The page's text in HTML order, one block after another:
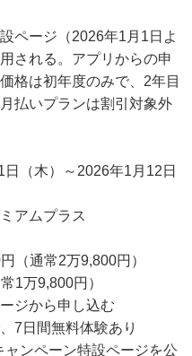
ページ（2026年1月1日よ
される。アプリからの申
格は初年度のみで、2年目
払いプランは割引対象外
（木）～2026年1月12日
アムプラス
（通常2万9,800円）
1万9,800円）
ジから申し込む
7日間無料体験あり
ンペーン特設ページを公